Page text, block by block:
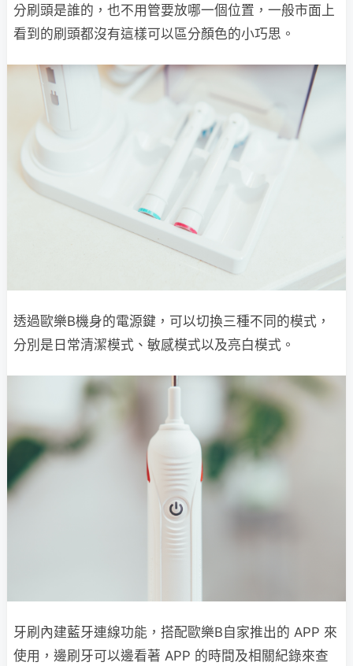
分刷頭是誰的，也不用管要放哪一個位置，一般市面上
看到的刷頭都沒有這樣可以區分顏色的小巧思。
透過歐樂B機身的電源鍵，可以切換三種不同的模式，
分別是日常清潔模式、敏感模式以及亮白模式。
牙刷內建藍牙連線功能，搭配歐樂B自家推出的 APP 來
使用，邊刷牙可以邊看著 APP 的時間及相關紀錄來查